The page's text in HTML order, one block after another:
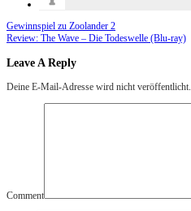
Gewinnspiel zu Zoolander 2
Review: The Wave – Die Todeswelle (Blu-ray)
Leave A Reply
Deine E-Mail-Adresse wird nicht veröffentlicht.
Comment